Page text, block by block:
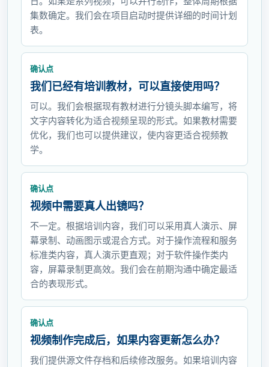
集数确定。我们会在项目启动时提供详细的时间计划
表。
确认点
我们已经有培训教材，可以直接使用吗？
可以。我们会根据现有教材进行分镜头脚本编写，将
文字内容转化为适合视频呈现的形式。如果教材需要
优化，我们也可以提供建议，使内容更适合视频教
学。
确认点
视频中需要真人出镜吗？
不一定。根据培训内容，我们可以采用真人演示、屏
幕录制、动画图示或混合方式。对于操作流程和服务
标准类内容，真人演示更直观；对于软件操作类内
容，屏幕录制更高效。我们会在前期沟通中确定最适
合的表现形式。
确认点
视频制作完成后，如果内容更新怎么办？
我们提供源文件存档和后续修改服务。如果培训内容